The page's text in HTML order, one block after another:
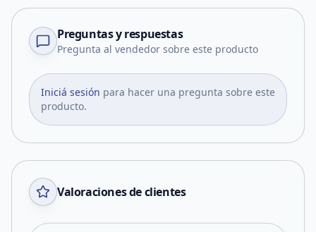
Preguntas y respuestas
Pregunta al vendedor sobre este producto
Iniciá sesión para hacer una pregunta sobre este
producto.
Valoraciones de clientes